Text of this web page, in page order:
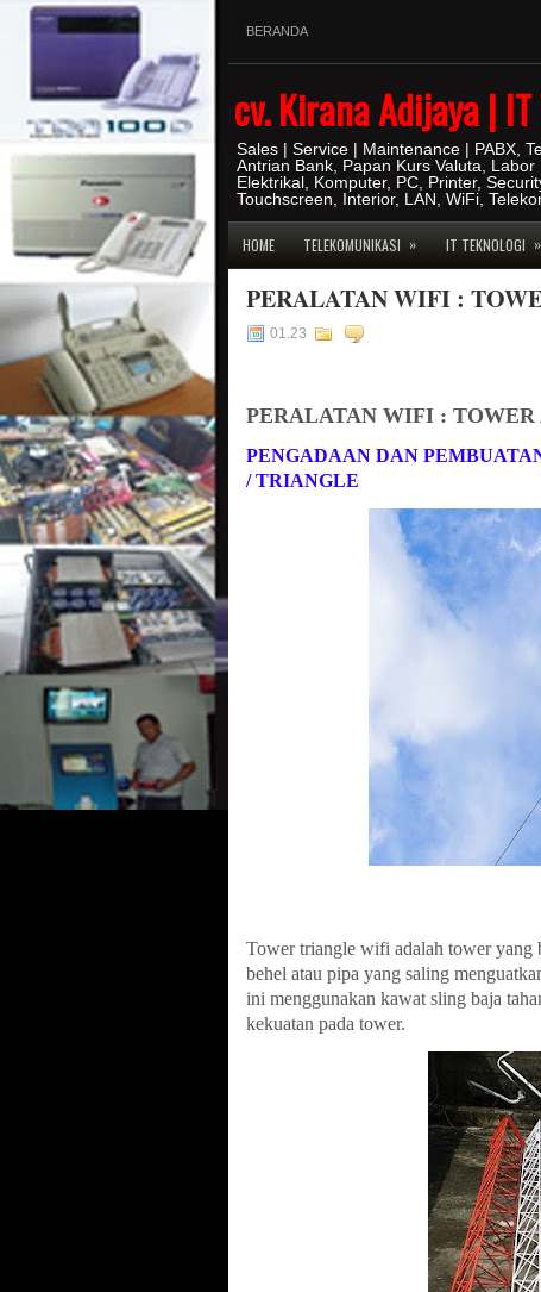
BERANDA
cv. Kirana Adijaya |
Sales | Service | Maintenance | PABX,
Antrian Bank, Papan Kurs Valuta,
Elektrikal, Komputer, PC, Printer,
Touchscreen, Interior, LAN, WiFi,
HOME TELEKOMUNIKASI » IT TEKNOLOGI »
PERALATAN WIFI :
01.23
PERALATAN WIFI :
PENGADAAN DAN
/ TRIANGLE
Tower triangle wifi adalah tower yang
behel atau pipa yang saling
ini menggunakan kawat sling baja
kekuatan pada tower.